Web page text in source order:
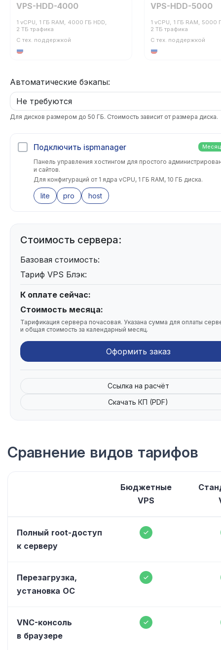
Сравнение видов тарифов
Бюджетные
VPS
Полный root-доступ
к серверу
Перезагрузка,
установка ОС
VNC-консоль
в браузере